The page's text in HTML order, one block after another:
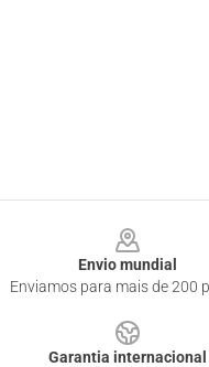
Envio mundial
Enviamos para mais de 200
Garantia internacional